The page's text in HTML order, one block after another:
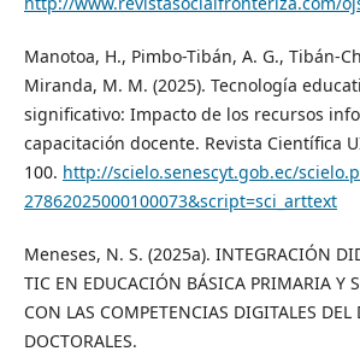
Manotoa, H., Pimbo-Tibán, A. G., Tibán-
Miranda, M. M. (2025). Tecnología
significativo: Impacto de los recursos
capacitación docente. Revista Científica
100. http://scielo.senescyt.gob.ec/
27862025000100073&script=sci_arttext
Meneses, N. S. (2025a). INTEGRACIÓN
TIC EN EDUCACIÓN BÁSICA PRIMARIA Y
CON LAS COMPETENCIAS DIGITALES DEL
DOCTORALES.